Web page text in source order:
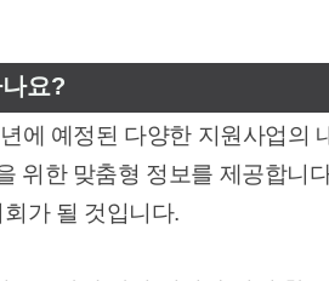
요?
에 예정된 다양한 지원사업의
위한 맞춤형 정보를 제공합니
가 될 것입니다.